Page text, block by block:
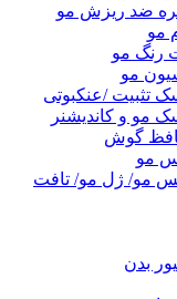
ضد ریزش مو
مو
رنگ مو
مو
تثبیت /عنکبوتی
مو و کاندیشنر
گوش
مو
مو/ ژل مو/ تافت
بدن